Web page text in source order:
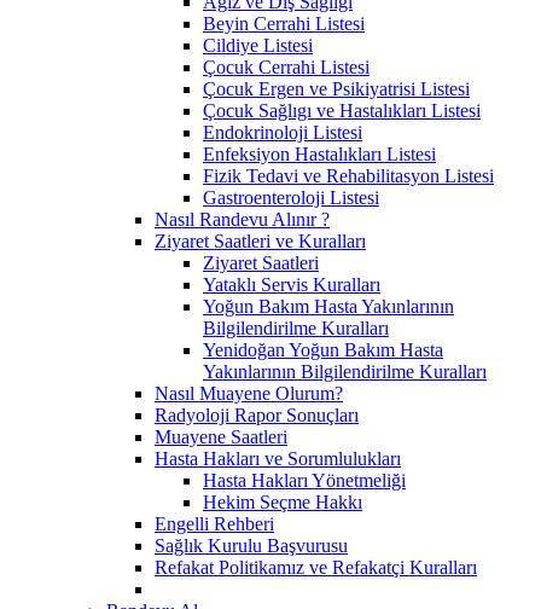
Beyin Cerrahi Listesi
Cildiye Listesi
Çocuk Cerrahi Listesi
Çocuk Ergen ve Psikiyatrisi Listesi
Çocuk Sağlıgı ve Hastalıkları Listesi
Endokrinoloji Listesi
Enfeksiyon Hastalıkları Listesi
Fizik Tedavi ve Rehabilitasyon Listesi
Gastroenteroloji Listesi
Nasıl Randevu Alınır ?
Ziyaret Saatleri ve Kuralları
Ziyaret Saatleri
Yataklı Servis Kuralları
Yoğun Bakım Hasta Yakınlarının
Bilgilendirilme Kuralları
Yenidoğan Yoğun Bakım Hasta
Yakınlarının Bilgilendirilme Kuralları
Nasıl Muayene Olurum?
Radyoloji Rapor Sonuçları
Muayene Saatleri
Hasta Hakları ve Sorumlulukları
Hasta Hakları Yönetmeliği
Hekim Seçme Hakkı
Engelli Rehberi
Sağlık Kurulu Başvurusu
Refakat Politikamız ve Refakatçi Kuralları